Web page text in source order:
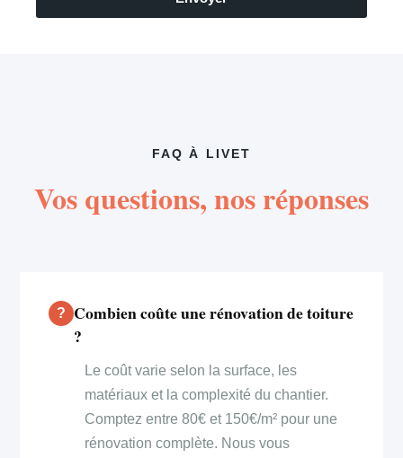
FAQ À LIVET
Vos questions, nos réponses
Combien coûte une rénovation de toiture
?
Le coût varie selon la surface, les
matériaux et la complexité du chantier.
Comptez entre 80€ et 150€/m² pour une
rénovation complète. Nous vous